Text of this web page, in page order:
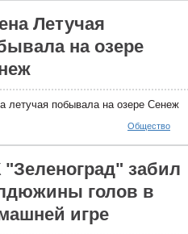
Летучая
на озере
летучая побывала на озере Сенеж
Общество
забил
голов в
игре